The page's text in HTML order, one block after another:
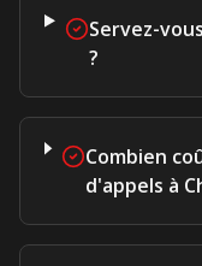
Servez-
?
Combien
d'appels à